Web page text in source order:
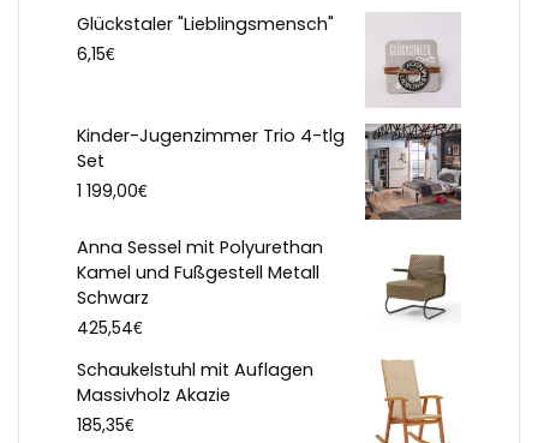
Glückstaler "Lieblingsmensch"
6,15€
Kinder-Jugenzimmer Trio 4-tlg
Set
1 199,00€
Anna Sessel mit Polyurethan
Kamel und Fußgestell Metall
Schwarz
425,54€
Schaukelstuhl mit Auflagen
Massivholz Akazie
185,35€